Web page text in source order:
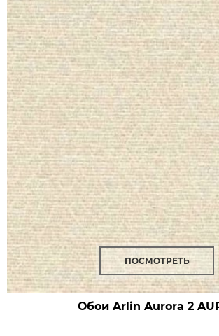
ПОСМОТРЕТЬ
Обои Arlin Aurora 2